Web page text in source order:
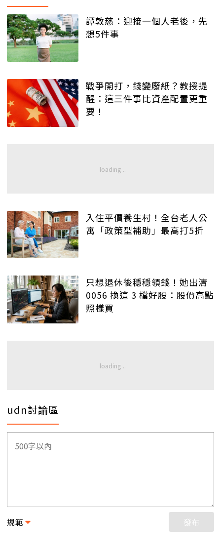
譚敦慈：迎接一個人老後，先
想5件事
戰爭開打，錢變廢紙？教授提
醒：這三件事比資產配置更重
要！
入住平價養生村！全台老人公
寓「政策型補助」最高打5折
只想退休後穩穩領錢！她出清
0056 換這 3 檔好股：股價高點
照樣買
udn討論區
規範 發布